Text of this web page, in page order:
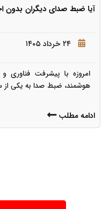
آیا ضبط صدای دیگران بدون
۲۴ خرداد ۱۴۰۵
امروزه با پیشرفت فناوری
هوشمند، ضبط صدا به یکی از
ادامه مطلب